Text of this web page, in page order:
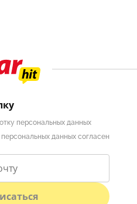
персональных данных
данных согласен